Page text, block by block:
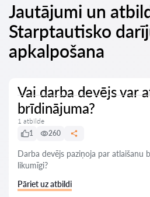
Jautājumi un
Starptautisko
apkalpošana
Vai darba devējs var
brīdinājuma?
1 atbilde
1
260
Darba devējs paziņoja par atlaišanu
likumīgi?
Pāriet uz atbildi